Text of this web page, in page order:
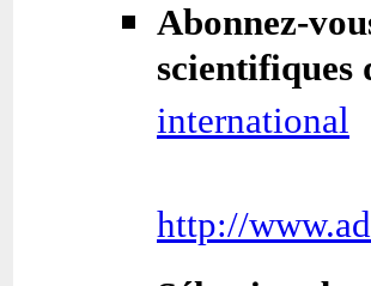
Abonnez-
scientifiques
international
http://